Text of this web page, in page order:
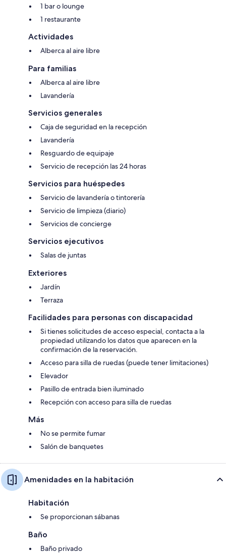
1 bar o lounge
1 restaurante
Actividades
Alberca al aire libre
Para familias
Alberca al aire libre
Lavandería
Servicios generales
Caja de seguridad en la recepción
Lavandería
Resguardo de equipaje
Servicio de recepción las 24 horas
Servicios para huéspedes
Servicio de lavandería o tintorería
Servicio de limpieza (diario)
Servicios de concierge
Servicios ejecutivos
Salas de juntas
Exteriores
Jardín
Terraza
Facilidades para personas con discapacidad
Si tienes solicitudes de acceso especial, contacta a la
propiedad utilizando los datos que aparecen en la
confirmación de la reservación.
Acceso para silla de ruedas (puede tener limitaciones)
Elevador
Pasillo de entrada bien iluminado
Recepción con acceso para silla de ruedas
Más
No se permite fumar
Salón de banquetes
Amenidades en la habitación
Habitación
Se proporcionan sábanas
Baño
Baño privado